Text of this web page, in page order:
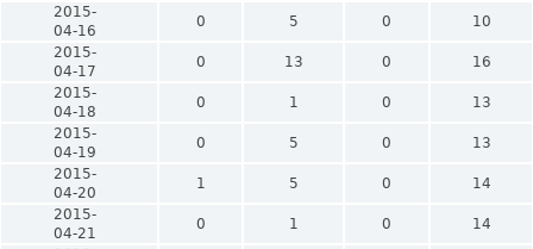
2015-
04-16
0 5 0
10
2015-
04-17
0 13 0
16
2015-
04-18
0 1 0
13
2015-
04-19
0 5 0
13
2015-
04-20
1 5 0
14
2015-
04-21
0 1 0
14